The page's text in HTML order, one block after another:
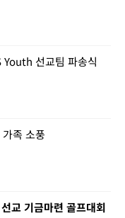
선교팀 파송식
족 소풍
교 기금마련 골프대회